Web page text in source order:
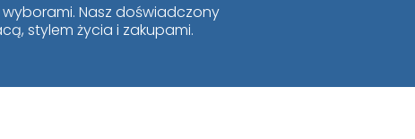
Nasz doświadczony
stylem życia i zakupami.